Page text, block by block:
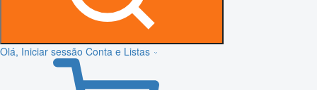
Olá, Iniciar sessão Conta e Listas